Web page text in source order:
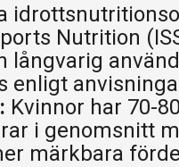
Nutrition
långvarig
enligt
Kvinnor har 70-
i genomsnitt
märkbara